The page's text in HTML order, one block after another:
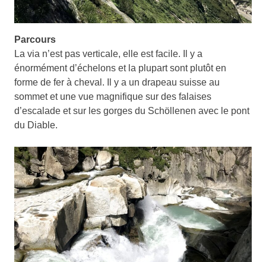
Parcours
La via n’est pas verticale, elle est facile. Il y a
énormément d’échelons et la plupart sont plutôt en
forme de fer à cheval. Il y a un drapeau suisse au
sommet et une vue magnifique sur des falaises
d’escalade et sur les gorges du Schöllenen avec le pont
du Diable.